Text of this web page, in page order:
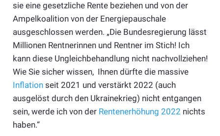
sie eine gesetzliche Rente beziehen und von der
Ampelkoalition von der Energiepauschale
ausgeschlossen werden. „Die Bundesregierung lässt
Millionen Rentnerinnen und Rentner im Stich! Ich
kann diese Ungleichbehandlung nicht nachvollziehen!
Wie Sie sicher wissen, Ihnen dürfte die massive
Inflationseit 2021 und verstärkt 2022 (auch
ausgelöst durch den Ukrainekrieg) nicht entgangen
sein, werde ich von der Rentenerhöhung 2022 nichts
haben.“